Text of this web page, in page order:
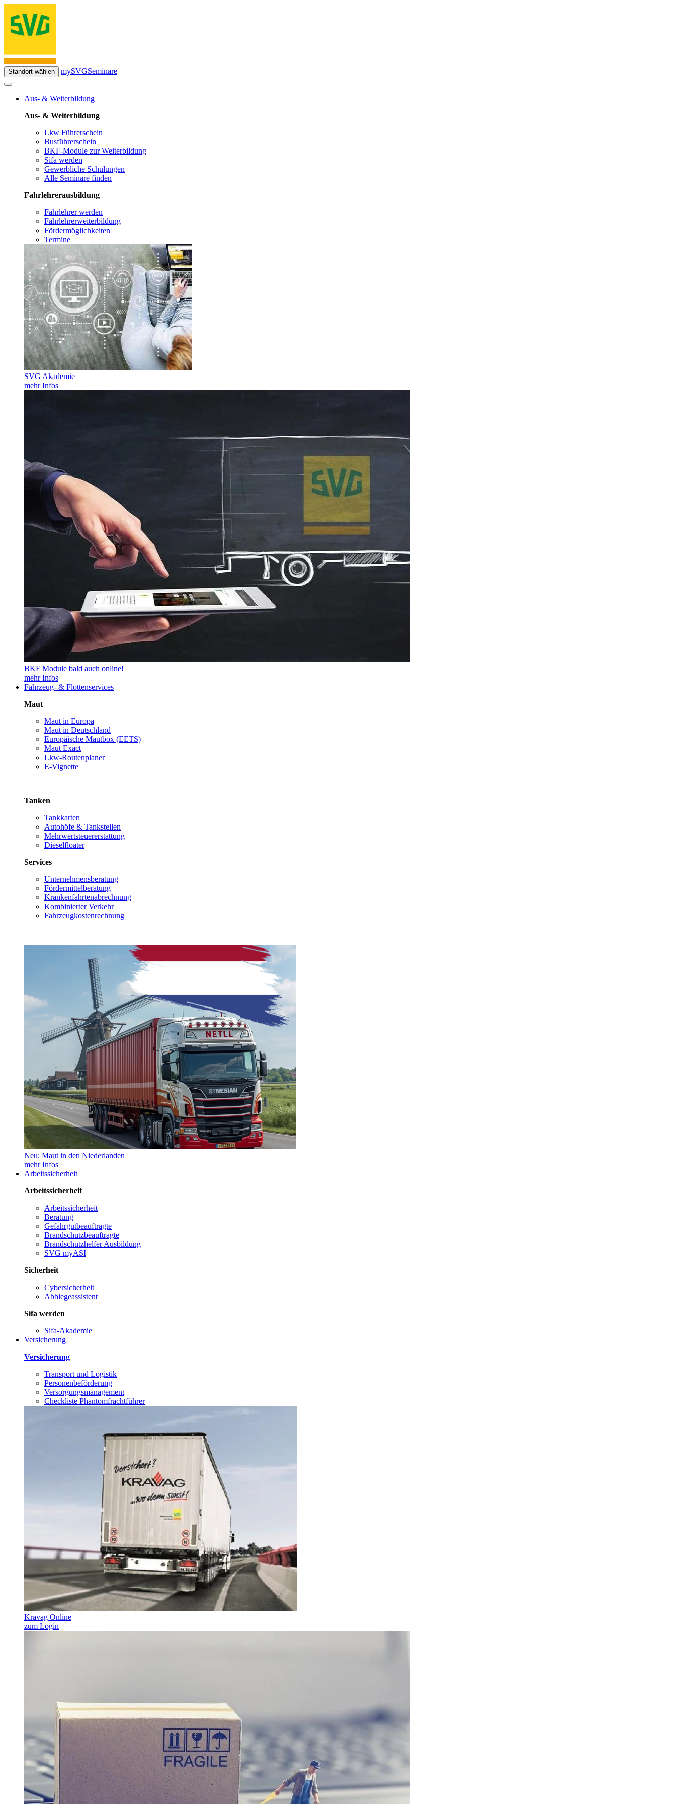
Standort wählen mySVGSeminare
Aus- & Weiterbildung
Aus- & Weiterbildung
Lkw Führerschein
Busführerschein
BKF-Module zur Weiterbildung
Sifa werden
Gewerbliche Schulungen
Alle Seminare finden
Fahrlehrerausbildung
Fahrlehrer werden
Fahrlehrerweiterbildung
Fördermöglichkeiten
Termine
SVG Akademie
mehr Infos
BKF Module bald auch online!
mehr Infos
Fahrzeug- & Flottenservices
Maut
Maut in Europa
Maut in Deutschland
Europäische Mautbox (EETS)
Maut Exact
Lkw-Routenplaner
E-Vignette
Tanken
Tankkarten
Autohöfe & Tankstellen
Mehrwertsteuererstattung
Dieselfloater
Services
Unternehmensberatung
Fördermittelberatung
Krankenfahrtenabrechnung
Kombinierter Verkehr
Fahrzeugkostenrechnung
Neu: Maut in den Niederlanden
mehr Infos
Arbeitssicherheit
Arbeitssicherheit
Arbeitssicherheit
Beratung
Gefahrgutbeauftragte
Brandschutzbeauftragte
Brandschutzhelfer Ausbildung
SVG myASI
Sicherheit
Cybersicherheit
Abbiegeassistent
Sifa werden
Sifa-Akademie
Versicherung
Versicherung
Transport und Logistik
Personenbeförderung
Versorgungsmanagement
Checkliste Phantomfrachtführer
Kravag Online
zum Login